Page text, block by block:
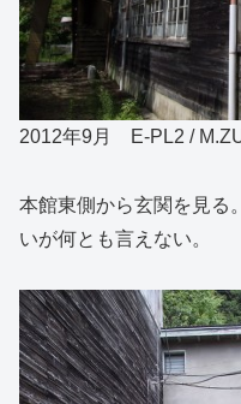
2012年9月 E-PL2 /
本館東側から玄関を見る
いが何とも言えない。